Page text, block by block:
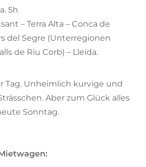
5h
– Terra Alta – Conca de
del Segre (Unterregionen
de Riu Corb) – Lleida.
Tag. Unheimlich kurvige und
Aber zum Glück alles
Sonntag.